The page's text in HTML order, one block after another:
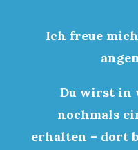
Ich freue
Du wirst in
nochmals
erhalten – dort